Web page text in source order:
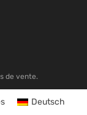
de vente.
Deutsch